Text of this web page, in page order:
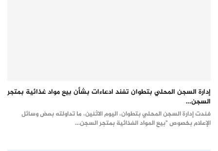
إدارة السجن المحلي بتطوان تفند ادعاءات بشأن بيع مواد غذائية بمتجر
السجن…
فندت إدارة السجن المحلي بتطوان، اليوم الاثنين، ما تداولته بعض وسائل
الإعلام بخصوص "بيع المواد الغذائية بمتجر السجن…